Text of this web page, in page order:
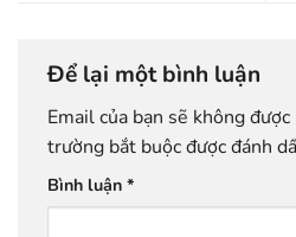
Để lại một bình luận
Email của bạn sẽ không
trường bắt buộc được đánh
Bình luận *